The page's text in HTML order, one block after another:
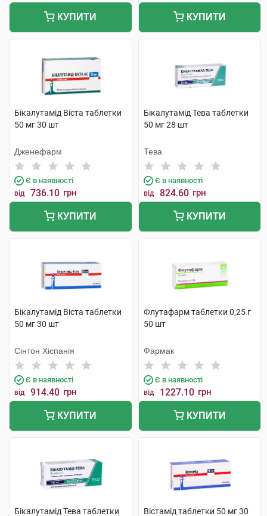
КУПИТИ КУПИТИ
Бікалутамід Віста таблетки
50 мг 30 шт
Дженефарм
Є в наявності
від 736.10 грн
КУПИТИ
Бікалутамід Тева таблетки
50 мг 28 шт
Тева
Є в наявності
від 824.60 грн
КУПИТИ
Бікалутамід Віста таблетки
50 мг 30 шт
Сінтон Хіспанія
Є в наявності
від 914.40 грн
КУПИТИ
Флутафарм таблетки 0,25 г
50 шт
Фармак
Є в наявності
від 1227.10 грн
КУПИТИ
Бікалутамід Тева таблетки Вістамід таблетки 50 мг 30